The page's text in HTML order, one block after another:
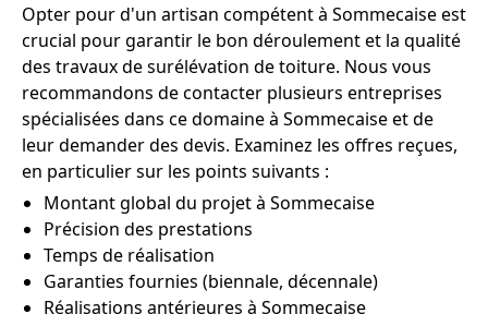
Opter pour d'un artisan compétent à Sommecaise est
crucial pour garantir le bon déroulement et la qualité
des travaux de surélévation de toiture. Nous vous
recommandons de contacter plusieurs entreprises
spécialisées dans ce domaine à Sommecaise et de
leur demander des devis. Examinez les offres reçues,
en particulier sur les points suivants :
Montant global du projet à Sommecaise
Précision des prestations
Temps de réalisation
Garanties fournies (biennale, décennale)
Réalisations antérieures à Sommecaise